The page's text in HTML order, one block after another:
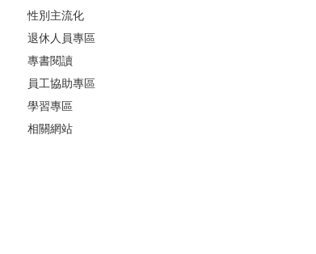
性別主流化
退休人員專區
專書閱讀
員工協助專區
學習專區
相關網站